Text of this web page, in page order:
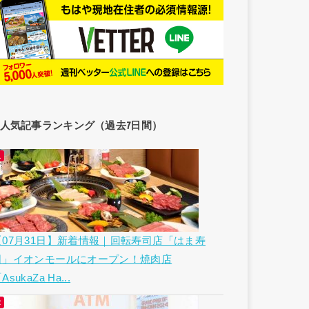
人気記事ランキング（過去7日間）
07月31日】新着情報｜回転寿司店「はま寿
」イオンモールにオープン！焼肉店
AsukaZa Ha...